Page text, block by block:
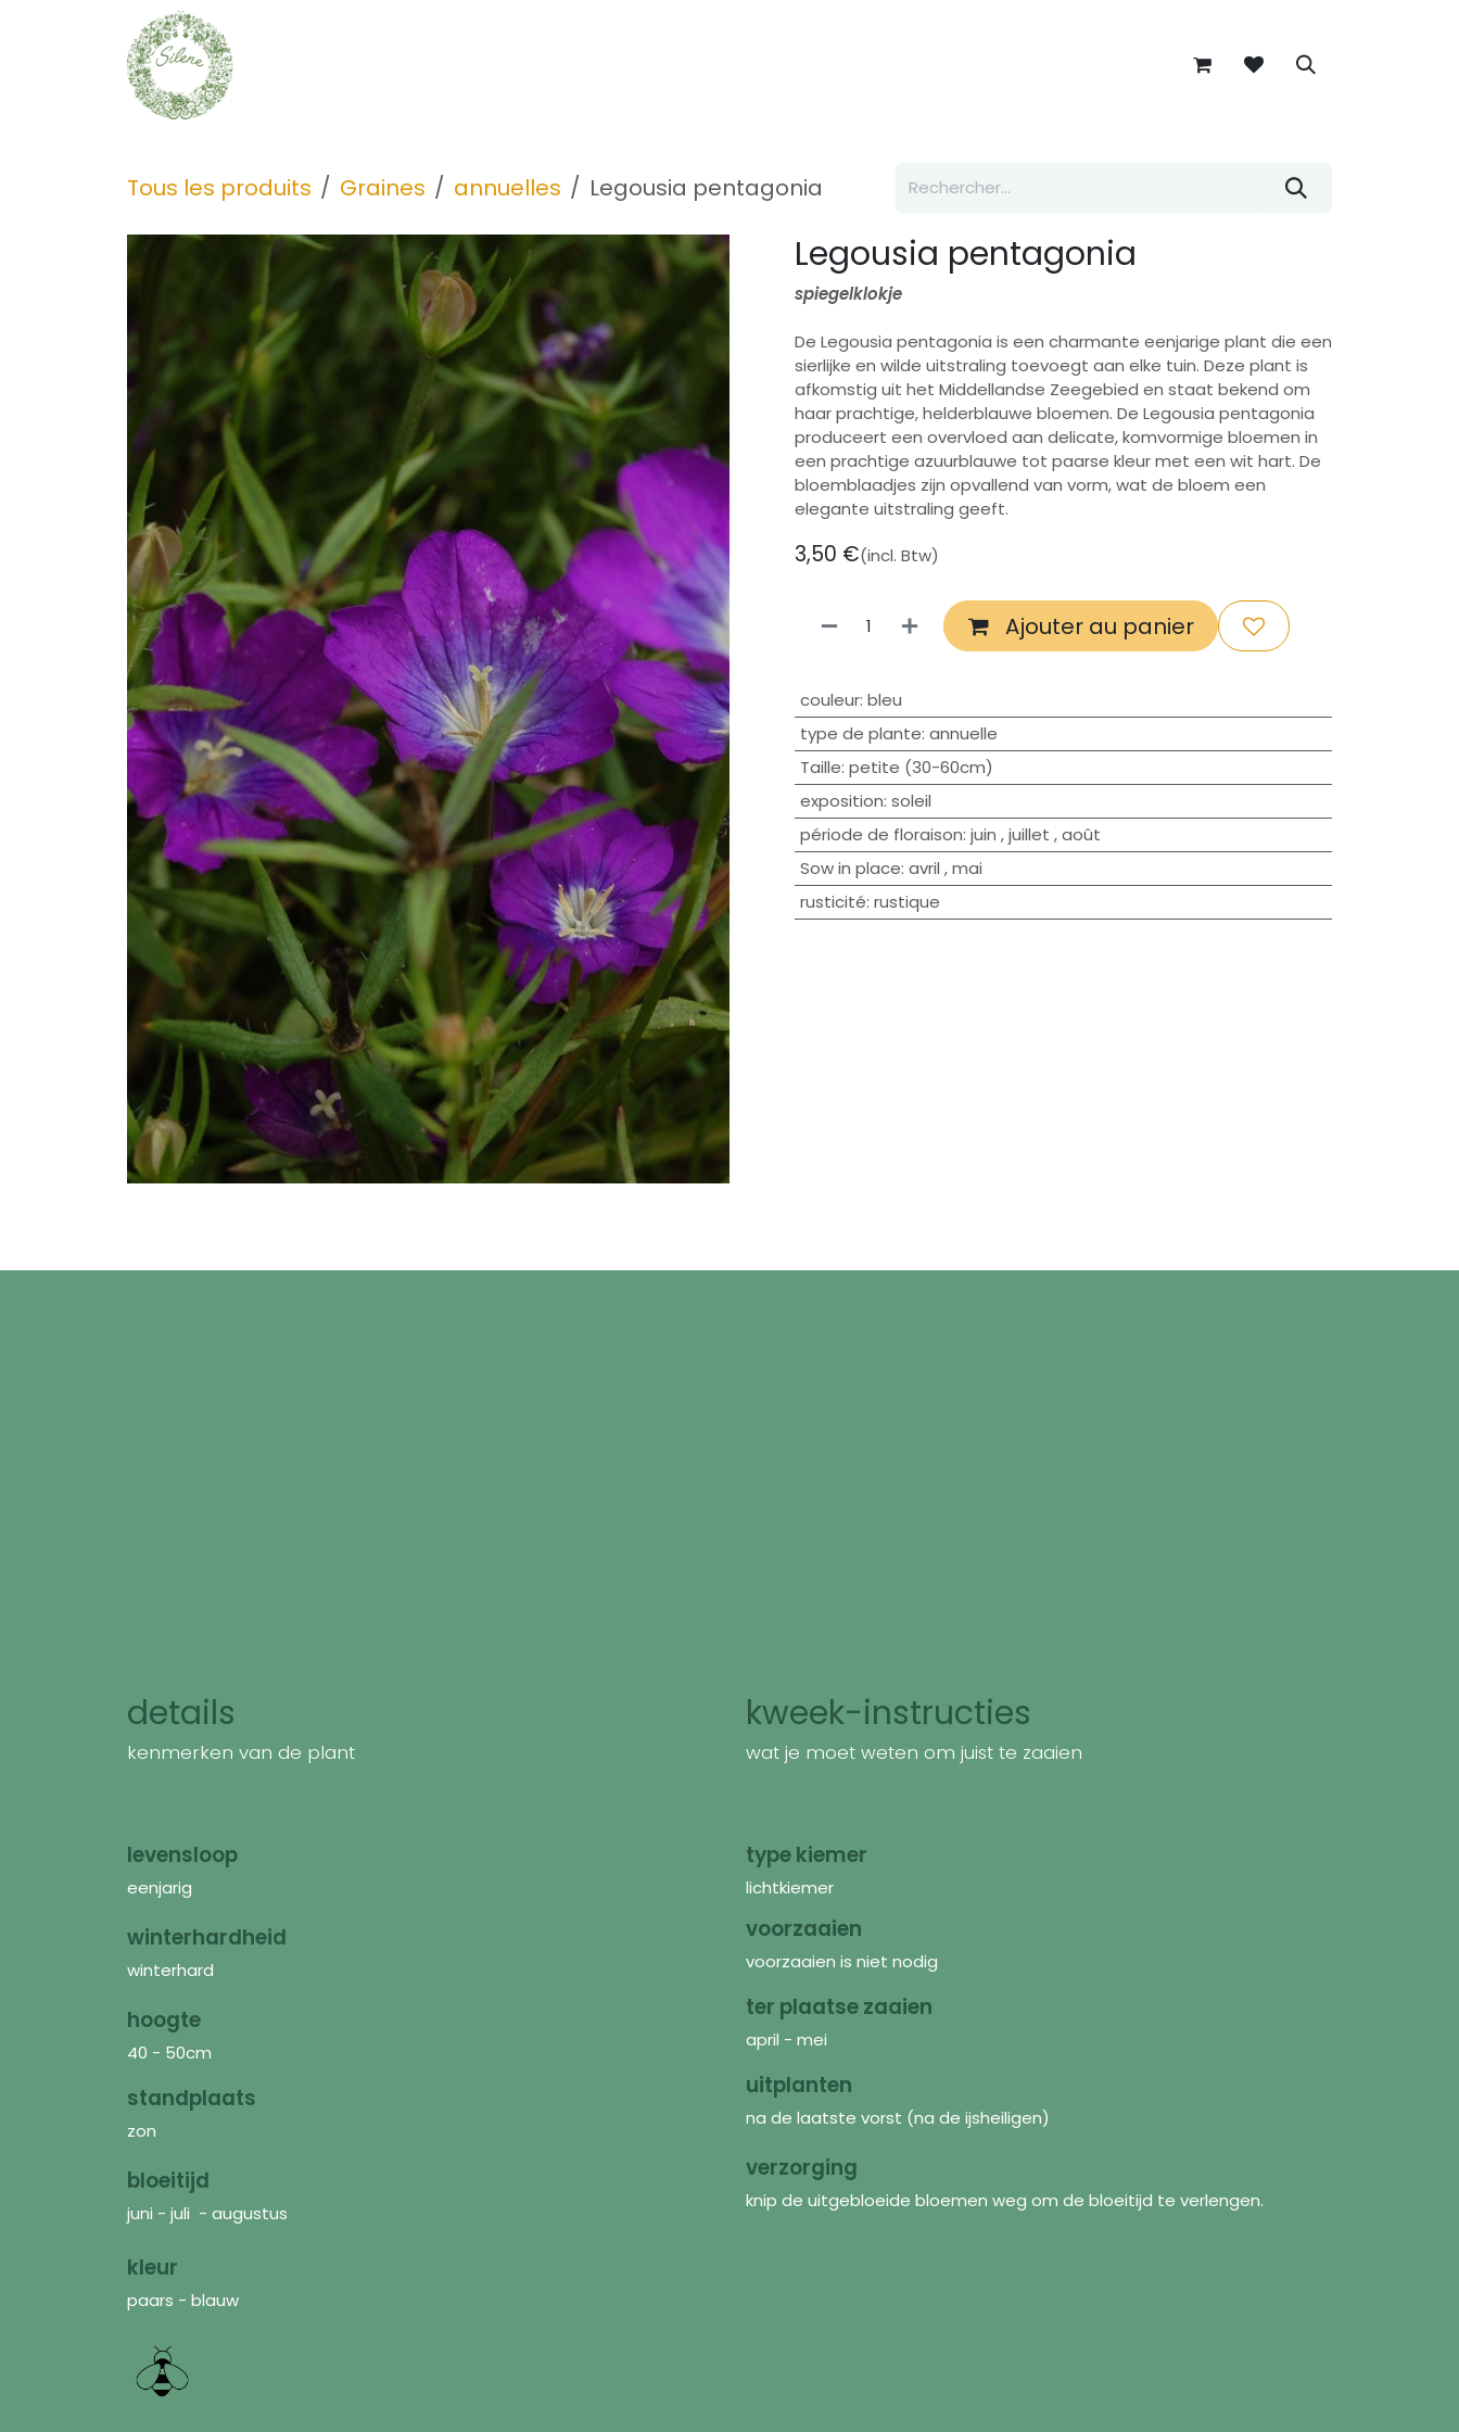
Se rendre au contenu
Tous les produits Graines annuelles Legousia pentagonia
Legousia pentagonia
spiegelklokje
De Legousia pentagonia is een charmante eenjarige plant die een
sierlijke en wilde uitstraling toevoegt aan elke tuin. Deze plant is
afkomstig uit het Middellandse Zeegebied en staat bekend om
haar prachtige, helderblauwe bloemen. De Legousia pentagonia
produceert een overvloed aan delicate, komvormige bloemen in
een prachtige azuurblauwe tot paarse kleur met een wit hart. De
bloemblaadjes zijn opvallend van vorm, wat de bloem een
elegante uitstraling geeft.
3,50 €(incl. Btw)
Ajouter au panier
couleur: bleu
type de plante: annuelle
Taille: petite (30-60cm)
exposition: soleil
période de floraison: juin ,juillet ,août
Sow in place: avril ,mai
rusticité: rustique
details
kenmerken van de plant
levensloop
eenjarig
winterhardheid
winterhard
hoogte
40 - 50cm
standplaats
zon
bloeitijd
juni - juli - augustus
kleur
paars - blauw
kweek-instructies
wat je moet weten om juist te zaaien
type kiemer
lichtkiemer
voorzaaien
voorzaaien is niet nodig
ter plaatse zaaien
april - mei
uitplanten
na de laatste vorst (na de ijsheiligen)
verzorging
knip de uitgebloeide bloemen weg om de bloeitijd te verlengen.